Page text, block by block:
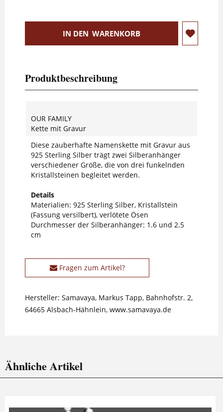
IN DEN WARENKORB
Produktbeschreibung
OUR FAMILY
Kette mit Gravur
Diese zauberhafte Namenskette mit Gravur aus
925 Sterling Silber trägt zwei Silberanhänger
verschiedener Größe, die von drei funkelnden
Kristallsteinen begleitet werden.
Details
Materialien: 925 Sterling Silber, Kristallstein
(Fassung versilbert), verlötete Ösen
Durchmesser der Silberanhänger: 1.6 und 2.5
cm
Fragen zum Artikel?
Hersteller: Samavaya, Markus Tapp, Bahnhofstr. 2,
64665 Alsbach-Hähnlein, www.samavaya.de
Ähnliche Artikel